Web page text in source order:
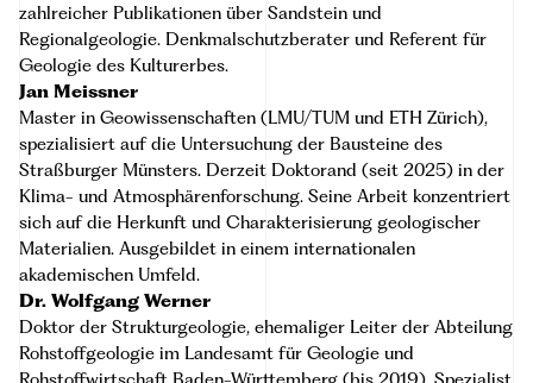
zahlreicher Publikationen über Sandstein und
Regionalgeologie. Denkmalschutzberater und Referent für
Geologie des Kulturerbes.
Jan Meissner
Master in Geowissenschaften (LMU/TUM und ETH Zürich),
spezialisiert auf die Untersuchung der Bausteine des
Straßburger Münsters. Derzeit Doktorand (seit 2025) in der
Klima- und Atmosphärenforschung. Seine Arbeit konzentriert
sich auf die Herkunft und Charakterisierung geologischer
Materialien. Ausgebildet in einem internationalen
akademischen Umfeld.
Dr. Wolfgang Werner
Doktor der Strukturgeologie, ehemaliger Leiter der Abteilung
Rohstoffgeologie im Landesamt für Geologie und